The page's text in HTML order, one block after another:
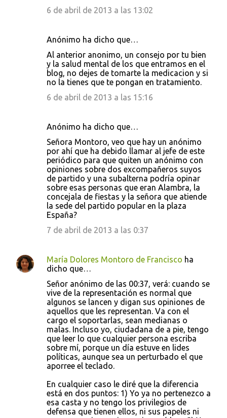
6 de abril de 2013 a las 13:02
Anónimo ha dicho que…
Al anterior anonimo, un consejo por tu bien
y la salud mental de los que entramos en el
blog, no dejes de tomarte la medicacion y si
no la tienes que te pongan en tratamiento.
6 de abril de 2013 a las 15:16
Anónimo ha dicho que…
Señora Montoro, veo que hay un anónimo
por ahí que ha debido llamar al jefe de este
periódico para que quiten un anónimo con
opiniones sobre dos excompañeros suyos
de partido y una subalterna podría opinar
sobre esas personas que eran Alambra, la
concejala de fiestas y la señora que atiende
la sede del partido popular en la plaza
España?
7 de abril de 2013 a las 0:37
María Dolores Montoro de Francisco ha
dicho que…
Señor anónimo de las 00:37, verá: cuando se
vive de la representación es normal que
algunos se lancen y digan sus opiniones de
aquellos que les representan. Va con el
cargo el soportarlas, sean medianas o
malas. Incluso yo, ciudadana de a pie, tengo
que leer lo que cualquier persona escriba
sobre mí, porque un día estuve en lides
políticas, aunque sea un perturbado el que
aporree el teclado.
En cualquier caso le diré que la diferencia
está en dos puntos: 1) Yo ya no pertenezco a
esa casta y no tengo los privilegios de
defensa que tienen ellos, ni sus papeles ni